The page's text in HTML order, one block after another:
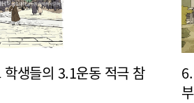
생들의 3.1운동 적극 참